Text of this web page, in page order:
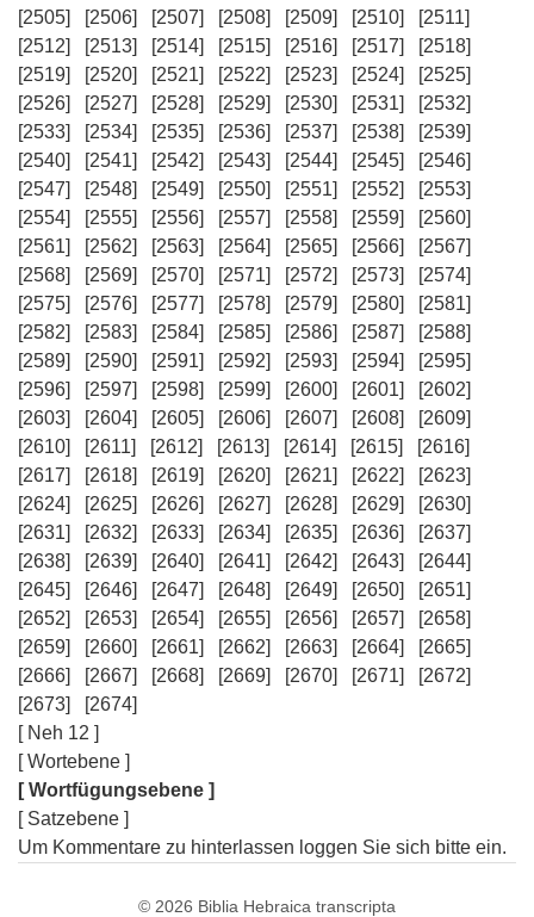
[2505]
[2506] [2507] [2508] [2509] [2510]
[2511]
[2512]
[2513] [2514] [2515] [2516] [2517]
[2518]
[2519]
[2520] [2521] [2522] [2523] [2524]
[2525]
[2526]
[2527] [2528] [2529] [2530] [2531]
[2532]
[2533]
[2534] [2535] [2536] [2537] [2538]
[2539]
[2540]
[2541] [2542] [2543] [2544] [2545]
[2546]
[2547]
[2548] [2549] [2550] [2551] [2552]
[2553]
[2554]
[2555] [2556] [2557] [2558] [2559]
[2560]
[2561]
[2562] [2563] [2564] [2565] [2566]
[2567]
[2568]
[2569] [2570] [2571] [2572] [2573]
[2574]
[2575]
[2576] [2577] [2578] [2579] [2580]
[2581]
[2582]
[2583] [2584] [2585] [2586] [2587]
[2588]
[2589]
[2590] [2591] [2592] [2593] [2594]
[2595]
[2596]
[2597] [2598] [2599] [2600] [2601]
[2602]
[2603]
[2604] [2605] [2606] [2607] [2608]
[2609]
[2610]
[2611] [2612] [2613] [2614] [2615]
[2616]
[2617]
[2618] [2619] [2620] [2621] [2622]
[2623]
[2624]
[2625] [2626] [2627] [2628] [2629]
[2630]
[2631]
[2632] [2633] [2634] [2635] [2636]
[2637]
[2638]
[2639] [2640] [2641] [2642] [2643]
[2644]
[2645]
[2646] [2647] [2648] [2649] [2650]
[2651]
[2652]
[2653] [2654] [2655] [2656] [2657]
[2658]
[2659]
[2660] [2661] [2662] [2663] [2664]
[2665]
[2666]
[2667] [2668] [2669] [2670] [2671]
[2672]
[2673]
[2674]
[ Neh 12 ]
[ Wortebene ]
[ Wortfügungsebene ]
[ Satzebene ]
Um Kommentare zu hinterlassen loggen Sie sich bitte ein.
© 2026 Biblia Hebraica transcripta